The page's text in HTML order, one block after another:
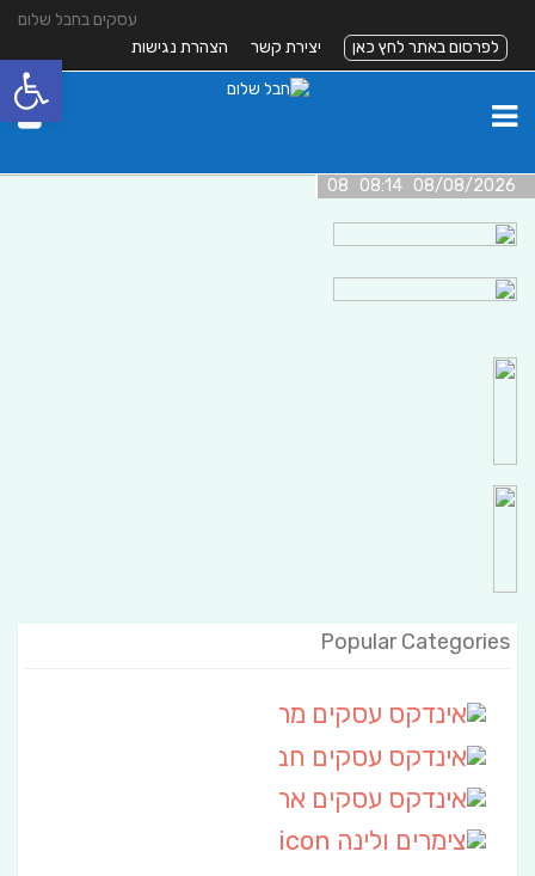
עסקים בחבל שלום
לפרסום באתר לחץ כאן
יצירת קשר הצהרת נגישות
08/08/2026 08:14 08
Popular Categories
פתח